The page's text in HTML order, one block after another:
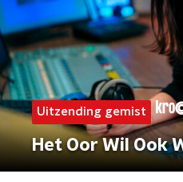
Uitzending gemist
Het Oor Wil Ook